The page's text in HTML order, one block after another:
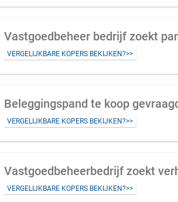
Vastgoedbeheer bedrijf zoekt
VERGELIJKBARE KOPERS BEKIJKEN?>>
Beleggingspand te koop
VERGELIJKBARE KOPERS BEKIJKEN?>>
Vastgoedbeheerbedrijf zoekt
VERGELIJKBARE KOPERS BEKIJKEN?>>